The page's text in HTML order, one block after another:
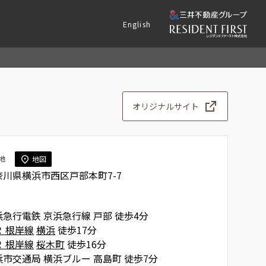
English
オリジナルサイト
地図
川県横浜市西区戸部本町7-7
急行電鉄 京浜急行線 戸部 徒歩4分
根岸線 横浜徒歩17分
根岸線 桜木町徒歩16分
市交通局 横浜ブルー 高島町 徒歩7分